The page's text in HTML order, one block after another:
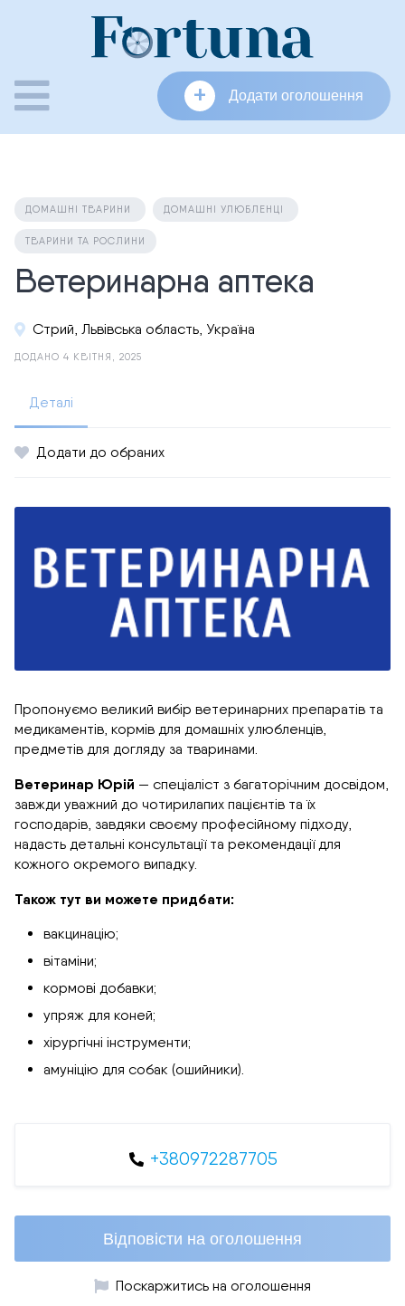
+ Додати оголошення
ДОМАШНІ ТВАРИНИ ДОМАШНІ УЛЮБЛЕНЦІ
ТВАРИНИ ТА РОСЛИНИ
Ветеринарна аптека
Стрий, Львівська область, Україна
ДОДАНО 4 КВІТНЯ, 2025
Деталі
Додати до обраних
Пропонуємо великий вибір ветеринарних препаратів та
медикаментів, кормів для домашніх улюбленців,
предметів для догляду за тваринами.
Ветеринар Юрій — спеціаліст з багаторічним досвідом,
завжди уважний до чотирилапих пацієнтів та їх
господарів, завдяки своєму професійному підходу,
надасть детальні консультації та рекомендації для
кожного окремого випадку.
Також тут ви можете придбати:
вакцинацію;
вітаміни;
кормові добавки;
упряж для коней;
хірургічні інструменти;
амуніцію для собак (ошийники).
+380972287705
Відповісти на оголошення
Поскаржитись на оголошення